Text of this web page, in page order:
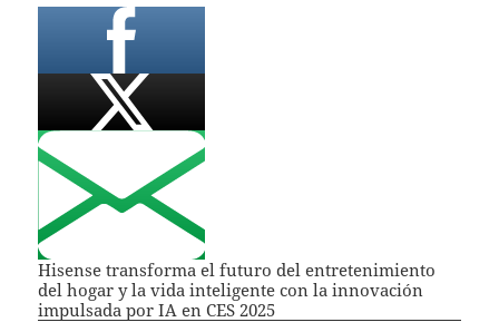
Hisense transforma el futuro del entretenimiento
del hogar y la vida inteligente con la innovación
impulsada por IA en CES 2025